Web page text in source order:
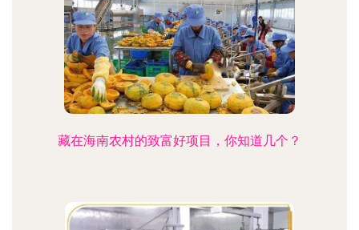
藏在海南农村的致富好项目，你知道几个？